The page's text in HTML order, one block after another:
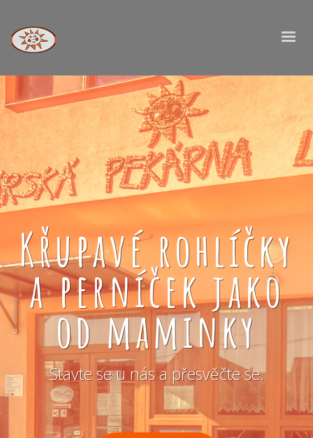
Křupavé rohlíčky
a perníček jako
od maminky
Stavte se u nás a přesvěčte se.